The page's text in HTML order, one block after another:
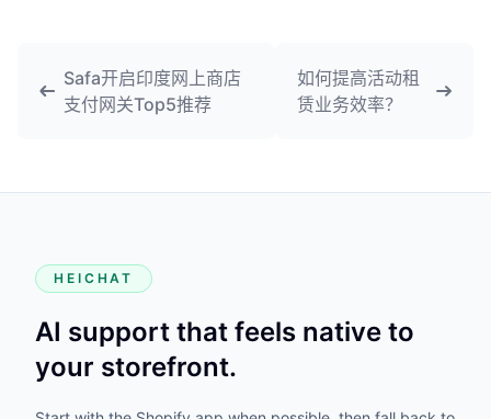
Safa开启印度网上商店
支付网关Top5推荐
如何提高活动租
赁业务效率？
HEICHAT
AI support that feels native to
your storefront.